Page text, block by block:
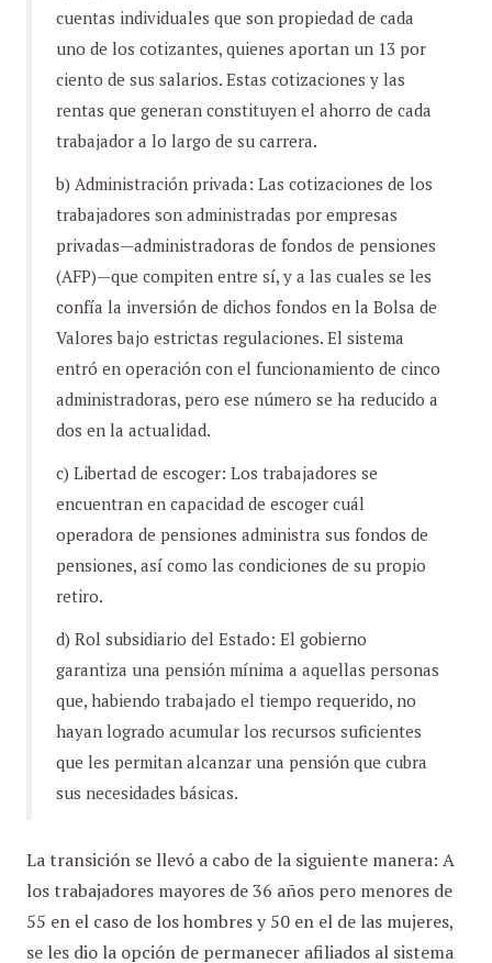
cuentas individuales que son propiedad de cada
uno de los cotizantes, quienes aportan un 13 por
ciento de sus salarios. Estas cotizaciones y las
rentas que generan constituyen el ahorro de cada
trabajador a lo largo de su carrera.
b) Administración privada: Las cotizaciones de los
trabajadores son administradas por empresas
privadas—administradoras de fondos de pensiones
(AFP)—que compiten entre sí, y a las cuales se les
confía la inversión de dichos fondos en la Bolsa de
Valores bajo estrictas regulaciones. El sistema
entró en operación con el funcionamiento de cinco
administradoras, pero ese número se ha reducido a
dos en la actualidad.
c) Libertad de escoger: Los trabajadores se
encuentran en capacidad de escoger cuál
operadora de pensiones administra sus fondos de
pensiones, así como las condiciones de su propio
retiro.
d) Rol subsidiario del Estado: El gobierno
garantiza una pensión mínima a aquellas personas
que, habiendo trabajado el tiempo requerido, no
hayan logrado acumular los recursos suficientes
que les permitan alcanzar una pensión que cubra
sus necesidades básicas.
La transición se llevó a cabo de la siguiente manera: A
los trabajadores mayores de 36 años pero menores de
55 en el caso de los hombres y 50 en el de las mujeres,
se les dio la opción de permanecer afiliados al sistema